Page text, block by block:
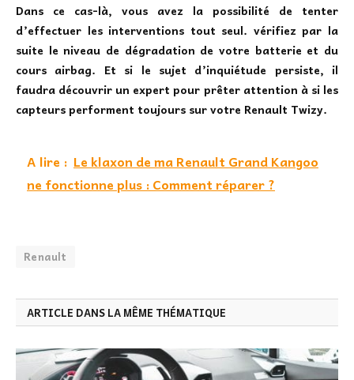
Dans ce cas-là, vous avez la possibilité de tenter
d’effectuer les interventions tout seul. vérifiez par la
suite le niveau de dégradation de votre batterie et du
cours airbag. Et si le sujet d’inquiétude persiste, il
faudra découvrir un expert pour prêter attention à si les
capteurs performent toujours sur votre Renault Twizy.
A lire : Le klaxon de ma Renault Grand Kangoo
ne fonctionne plus : Comment réparer ?
Renault
ARTICLE DANS LA MÊME THÉMATIQUE